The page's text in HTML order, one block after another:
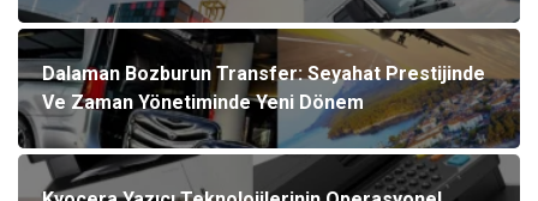
Dalaman Bozburun Transfer: Seyahat Prestijinde
Ve Zaman Yönetiminde Yeni Dönem